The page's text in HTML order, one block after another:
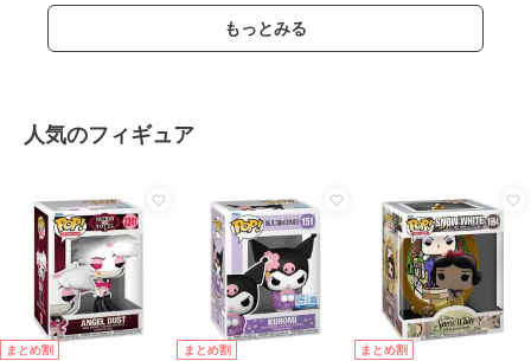
もっとみる
人気のフィギュア
まとめ割 まとめ割 まとめ割